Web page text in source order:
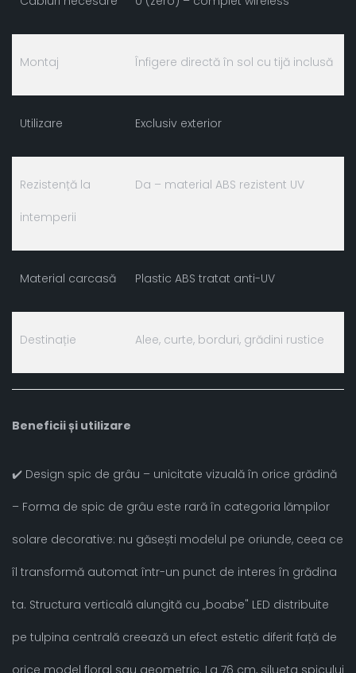
Montaj Înfigere directă în sol cu tijă inclusă
Utilizare Exclusiv exterior
Rezistență la
intemperii
Da – material ABS rezistent UV
Material carcasă Plastic ABS tratat anti-UV
Destinație Alee, curte, borduri, grădini rustice
Beneficii și utilizare
✔️ Design spic de grâu – unicitate vizuală în orice grădină
– Forma de spic de grâu este rară în categoria lămpilor
solare decorative: nu găsești modelul pe oriunde, ceea ce
îl transformă automat într-un punct de interes în grădina
ta. Structura verticală alungită cu „boabe" LED distribuite
pe tulpina centrală creează un efect estetic diferit față de
orice model floral sau geometric. La 76 cm, silueta spicului